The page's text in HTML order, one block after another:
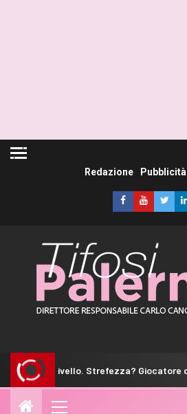
Redazione Pubblicità
Strefezza? Giocatore di categoria”